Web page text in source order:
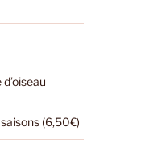
(6,50€)